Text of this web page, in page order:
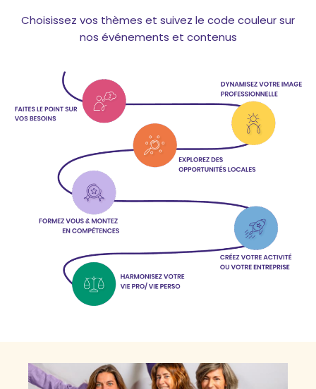
Choisissez vos thèmes et suivez le code couleur sur
nos événements et contenus